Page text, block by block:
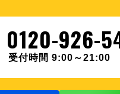
0120-926-
受付時間 9:00～21:00